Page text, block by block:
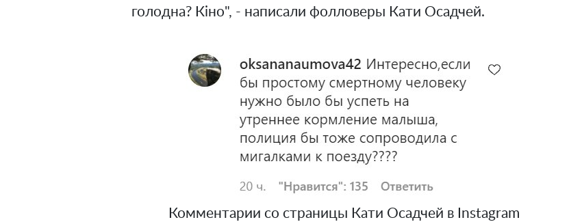
голодна? Кіно", - написали фолловеры Кати Осадчей.
Комментарии со страницы Кати Осадчей в Instagram